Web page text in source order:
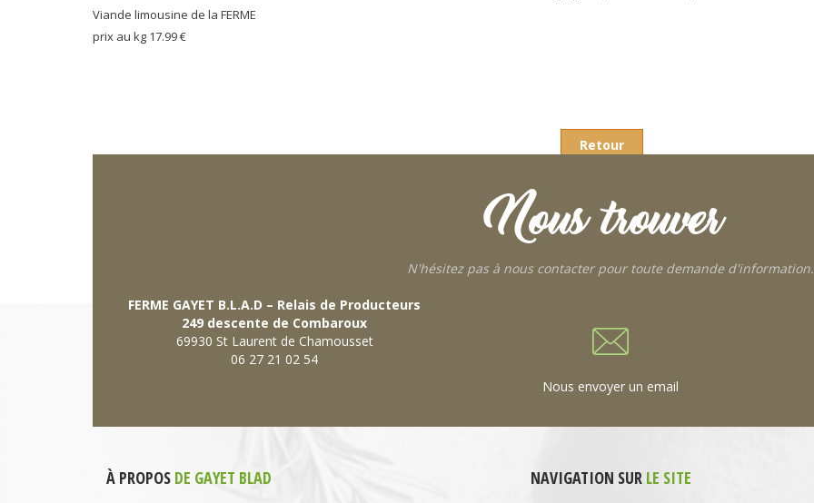
Viande limousine de la FERME
prix au kg 17.99 €
Retour
Nous trouver
N'hésitez pas à nous contacter pour toute demande d'information.
FERME GAYET B.L.A.D – Relais de Producteurs
249 descente de Combaroux
69930 St Laurent de Chamousset
06 27 21 02 54
Nous envoyer un email
À PROPOS DE GAYET BLAD NAVIGATION SUR LE SITE